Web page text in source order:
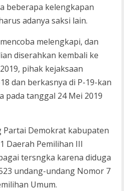
beberapa kelengkapan
adanya saksi lain.
melengkapi, dan
diserahkan kembali ke
pihak kejaksaan
dan berkasnya di P-19-kan
pada tanggal 24 Mei 2019
Partai Demokrat kabupaten
Daerah Pemilihan III
tersngka karena diduga
undang-undang Nomor 7
Umum.